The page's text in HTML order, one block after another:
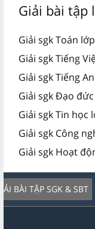
Giải bài tập
Giải sgk Toán
Giải sgk Tiếng
Giải sgk Tiếng
Giải sgk Đạo
Giải sgk Tin học
Giải sgk Công
Giải sgk Hoạt
GIẢI BÀI TẬP SGK & SBT